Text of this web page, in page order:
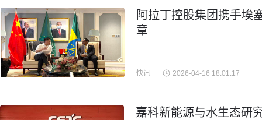
阿拉丁控股集团携手埃
章
快讯 2026-04-16 18:01:17
嘉科新能源与水生态研